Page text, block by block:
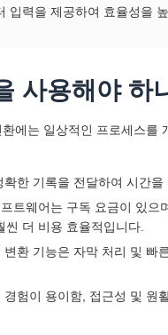
력을 제공하여 효율성을
사용해야 하
에는 일상적인 프로세스
한 기록을 전달하여 시간을
트웨어는 구독 요금이 있
더 비용 효율적입니다.
환 기능은 자막 처리 및 빠
험이 용이함, 접근성 및 원